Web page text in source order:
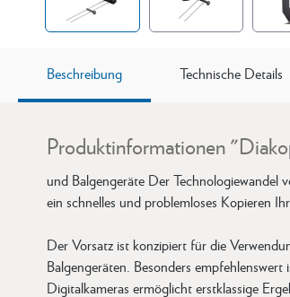
Beschreibung Technische Details
Produktinformationen
und Balgengeräte Der
ein schnelles und problemloses Kopieren
Der Vorsatz ist konzipiert für die
Balgengeräten. Besonders
Digitalkameras ermöglicht erstklassige